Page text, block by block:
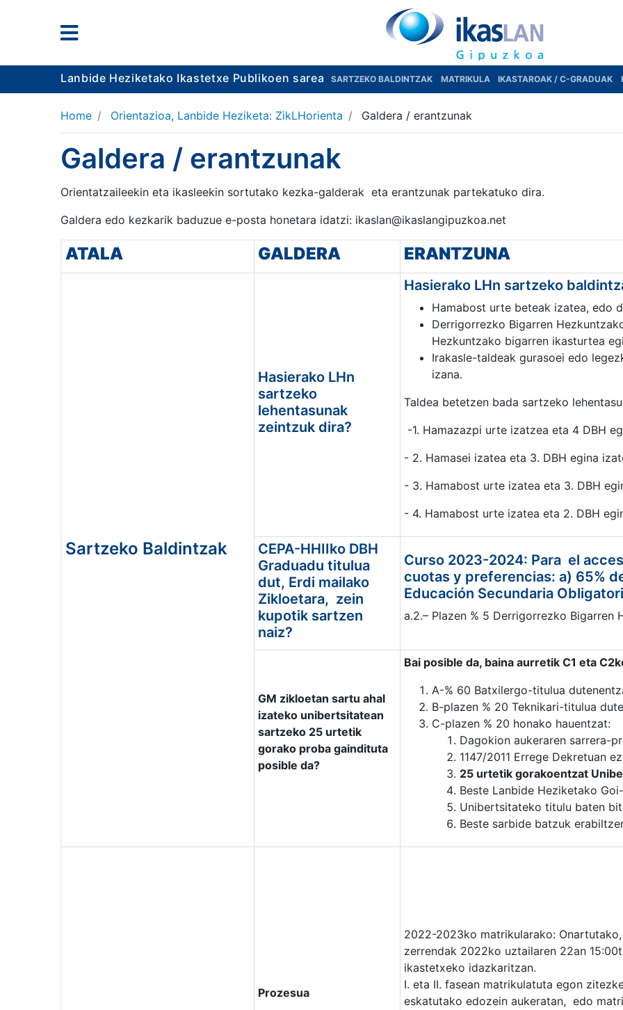
Lanbide Heziketako Ikastetxe Publikoen sarea SARTZEKO BALDINTZAK MATRIKULA IKASTAROAK / C-GRADUAK
Home Orientazioa, Lanbide Heziketa: ZikLHorienta Galdera / erantzunak
Galdera / erantzunak
Orientatzaileekin eta ikasleekin sortutako kezka-galderak eta erantzunak partekatuko dira.
Galdera edo kezkarik baduzue e-posta honetara idatzi: ikaslan@ikaslangipuzkoa.net
ATALA GALDERA ERANTZUNA
Sartzeko Baldintzak
Hasierako LHn
sartzeko
lehentasunak
zeintzuk dira?
Hasierako LHn sartzeko
Hamabost urte beteak izatea, edo
Derrigorrezko Bigarren
Hezkuntzako bigarren ikasturtea
Irakasle-taldeak gurasoei edo
izana.
Taldea betetzen bada sartzeko
-1. Hamazazpi urte izatzea eta 4 DBH
- 2. Hamasei izatea eta 3. DBH egina
- 3. Hamabost urte izatea eta 3. DBH
- 4. Hamabost urte izatea eta 2. DBH
CEPA-HHIIko DBH
Graduadu titulua
dut, Erdi mailako
Zikloetara, zein
kupotik sartzen
naiz?
Curso 2023-2024: Para el
cuotas y preferencias: a) 65%
Educación Secundaria
a.2.– Plazen % 5 Derrigorrezko
GM zikloetan sartu ahal
izateko unibertsitatean
sartzeko 25 urtetik
gorako proba gaindituta
posible da?
Bai posible da, baina aurretik C1 eta
A-% 60 Batxilergo-titulua
B-plazen % 20 Teknikari-titulua
C-plazen % 20 honako hauentzat:
Dagokion aukeraren sarrera-
1147/2011 Errege Dekretuan
25 urtetik gorakoentzat
Beste Lanbide Heziketako
Unibertsitateko titulu baten
Beste sarbide batzuk
Prozesua
2022-2023ko matrikularako:
zerrendak 2022ko uztailaren 22an
ikastetxeko idazkaritzan.
I. eta II. fasean matrikulatuta egon
eskatutako edozein aukeratan, edo